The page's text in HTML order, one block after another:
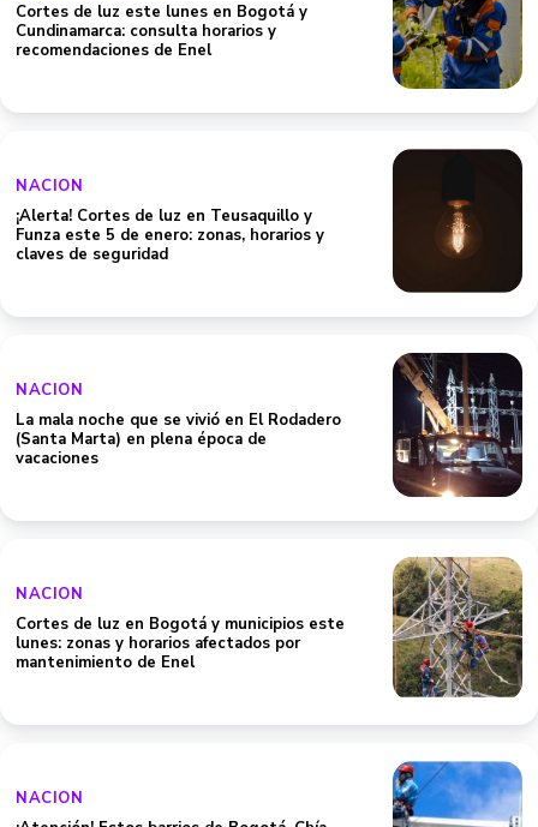
Cortes de luz este lunes en Bogotá y
Cundinamarca: consulta horarios y
recomendaciones de Enel
NACION
¡Alerta! Cortes de luz en Teusaquillo y
Funza este 5 de enero: zonas, horarios y
claves de seguridad
NACION
La mala noche que se vivió en El Rodadero
(Santa Marta) en plena época de
vacaciones
NACION
Cortes de luz en Bogotá y municipios este
lunes: zonas y horarios afectados por
mantenimiento de Enel
NACION